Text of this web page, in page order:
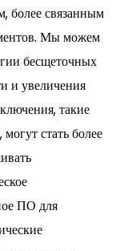
более связанным
Мы можем
бесщеточных
и увеличения
такие
стать более
ПО для